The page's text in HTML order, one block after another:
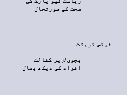
ریاست نیو یارک کی
صحت کی صورتحال
ٹیکس کریڈٹ
بچوں/زیر کفالت
افراد کی دیکھ بھال